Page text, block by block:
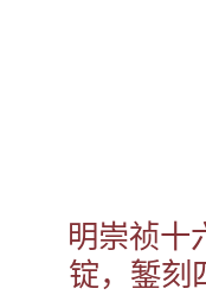
明崇祯十
锭， 錾刻